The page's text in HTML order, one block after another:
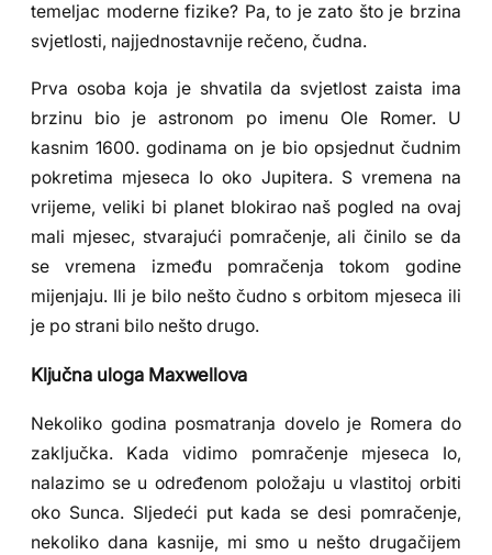
temeljac moderne fizike? Pa, to je zato što je brzina
svjetlosti, najjednostavnije rečeno, čudna.
Prva osoba koja je shvatila da svjetlost zaista ima
brzinu bio je astronom po imenu Ole Romer. U
kasnim 1600. godinama on je bio opsjednut čudnim
pokretima mjeseca Io oko Jupitera. S vremena na
vrijeme, veliki bi planet blokirao naš pogled na ovaj
mali mjesec, stvarajući pomračenje, ali činilo se da
se vremena između pomračenja tokom godine
mijenjaju. Ili je bilo nešto čudno s orbitom mjeseca ili
je po strani bilo nešto drugo.
Ključna uloga Maxwellova
Nekoliko godina posmatranja dovelo je Romera do
zaključka. Kada vidimo pomračenje mjeseca Io,
nalazimo se u određenom položaju u vlastitoj orbiti
oko Sunca. Sljedeći put kada se desi pomračenje,
nekoliko dana kasnije, mi smo u nešto drugačijem